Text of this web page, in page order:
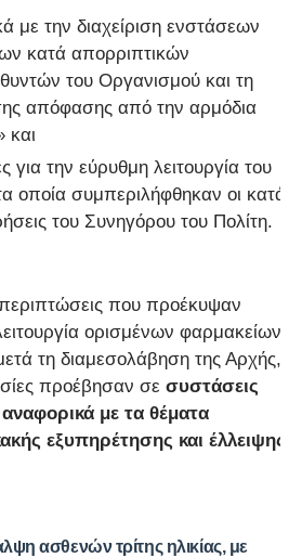
με την διαχείριση ενστάσεων
κατά απορριπτικών
του Οργανισμού και τη
απόφασης από την αρμόδια
και
για την εύρυθμη λειτουργία του
οποία συμπεριλήφθηκαν οι κατά
του Συνηγόρου του Πολίτη.
που προέκυψαν
ορισμένων φαρμακείων
τη διαμεσολάβηση της Αρχής,
προέβησαν σε συστάσεις
με τα θέματα
εξυπηρέτησης και έλλειψης
ασθενών τρίτης ηλικίας, με